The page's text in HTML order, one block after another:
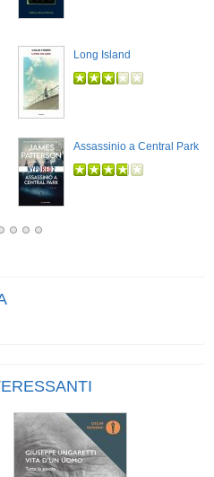
Long Island
Assassinio a Central Park